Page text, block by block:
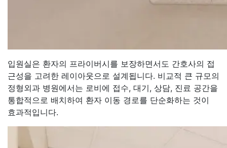
입원실은 환자의 프라이버시를 보장하면서도 간호사의 접
근성을 고려한 레이아웃으로 설계됩니다. 비교적 큰 규모의
정형외과 병원에서는 로비에 접수, 대기, 상담, 진료 공간을
통합적으로 배치하여 환자 이동 경로를 단순화하는 것이
효과적입니다.